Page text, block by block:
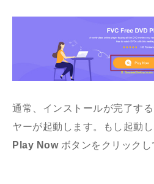
通常、インストールが完了す
ヤーが起動します。もし起動
Play Nowボタンをクリックし